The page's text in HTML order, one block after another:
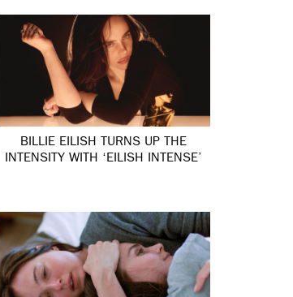
BILLIE EILISH TURNS UP THE
INTENSITY WITH ‘EILISH INTENSE’